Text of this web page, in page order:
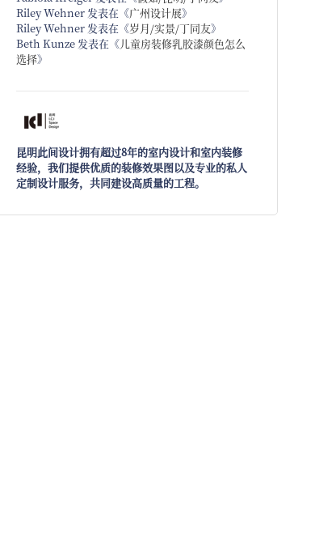
Riley Wehner 发表在《广州设计展》
Riley Wehner 发表在《岁月/实景/丁同友》
Beth Kunze 发表在《儿童房装修乳胶漆颜色怎么
选择》
昆明此间设计拥有超过8年的室内设计和室内装修
经验，我们提供优质的装修效果图以及专业的私人
定制设计服务，共同建设高质量的工程。